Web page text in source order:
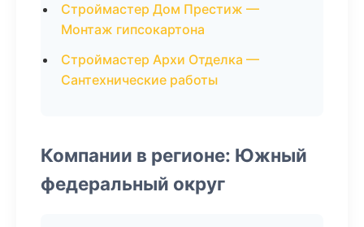
Строймастер Дом Престиж —
Монтаж гипсокартона
Строймастер Архи Отделка —
Сантехнические работы
Компании в регионе: Южный
федеральный округ